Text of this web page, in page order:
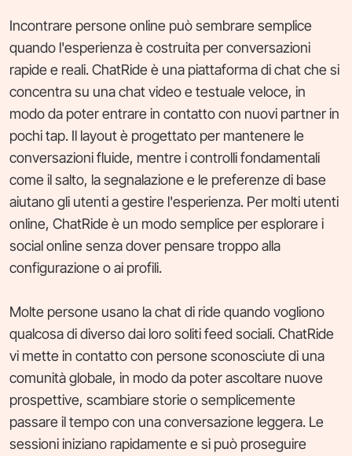
Incontrare persone online può sembrare semplice
quando l'esperienza è costruita per conversazioni
rapide e reali. ChatRide è una piattaforma di chat che si
concentra su una chat video e testuale veloce, in
modo da poter entrare in contatto con nuovi partner in
pochi tap. Il layout è progettato per mantenere le
conversazioni fluide, mentre i controlli fondamentali
come il salto, la segnalazione e le preferenze di base
aiutano gli utenti a gestire l'esperienza. Per molti utenti
online, ChatRide è un modo semplice per esplorare i
social online senza dover pensare troppo alla
configurazione o ai profili.
Molte persone usano la chat di ride quando vogliono
qualcosa di diverso dai loro soliti feed sociali. ChatRide
vi mette in contatto con persone sconosciute di una
comunità globale, in modo da poter ascoltare nuove
prospettive, scambiare storie o semplicemente
passare il tempo con una conversazione leggera. Le
sessioni iniziano rapidamente e si può proseguire